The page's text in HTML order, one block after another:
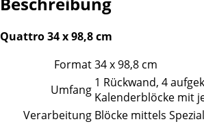
Quattro 34 x 98,8 cm
Format34 x 98,8 cm
Umfang 1 Rückwand, 4
Kalenderblöcke mit
Verarbeitung Blöcke mittels